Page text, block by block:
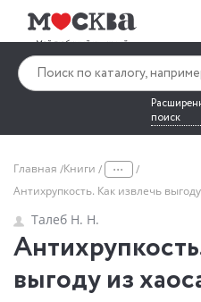
поиск
Главная Книги ...
Антихрупкость. Как извлечь
Талеб Н. Н.
выгоду из